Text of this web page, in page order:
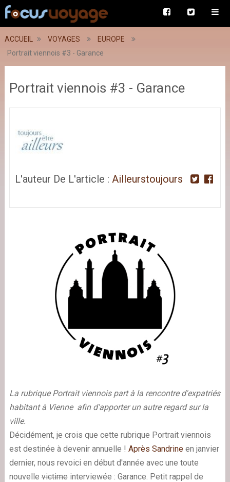
ACCUEIL VOYAGES
EUROPE
Portrait viennois #3 - Garance
Portrait viennois #3 - Garance
L'auteur De L'article : Ailleurstoujours
La rubrique Portrait viennois part à la rencontre d'expatriés
habitant à Vienne afin d'apporter un autre regard sur la
ville.
Décidément, je crois que cette rubrique Portrait viennois
est destinée à devenir annuelle ! Après Sandrineen janvier
dernier, nous revoici en début d'année avec une toute
nouvellevictimeinterviewée : Garance. Petit rappel de